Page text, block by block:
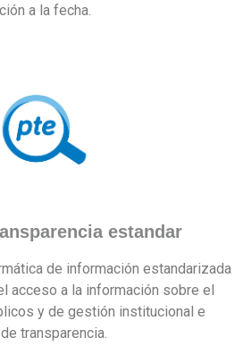
a la fecha.
estandar
de información estandarizada
acceso a la información sobre el
y de gestión institucional e
transparencia.